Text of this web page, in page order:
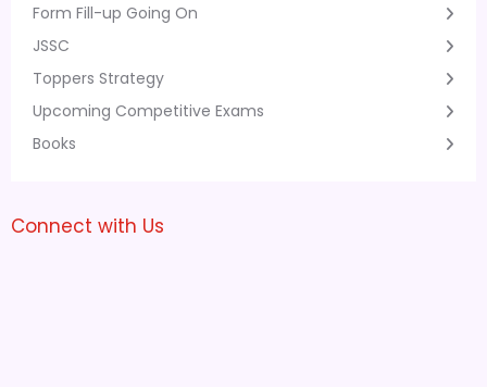
Form Fill-up Going On
JSSC
Toppers Strategy
Upcoming Competitive Exams
Books
Connect with Us